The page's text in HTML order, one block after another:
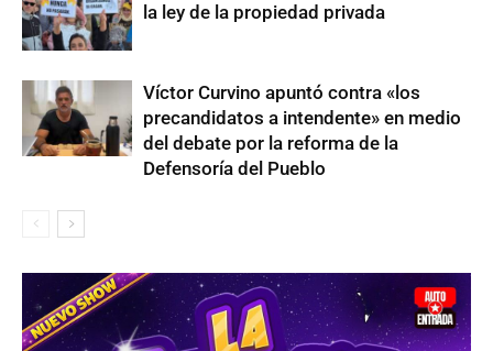
la ley de la propiedad privada
Víctor Curvino apuntó contra «los
precandidatos a intendente» en medio
del debate por la reforma de la
Defensoría del Pueblo